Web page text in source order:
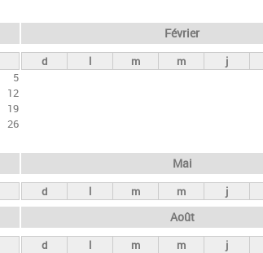
5
12
19
26
Février
d l m m j
Mai
d l m m j
Août
d l m m j